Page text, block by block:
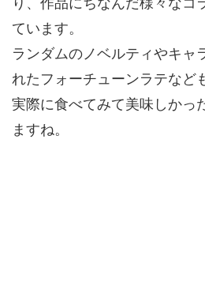
ています。
ランダムのノベルティやキャ
れたフォーチューンラテなど
実際に食べてみて美味しかっ
ますね。